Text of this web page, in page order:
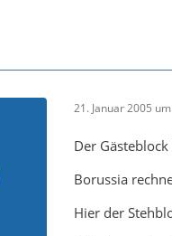
21. Januar 2005
Der
Borussia
Hier der